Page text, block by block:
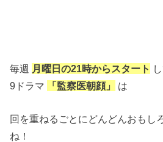
毎週 月曜日の21 時からスタート
9ドラマ
「監察医朝顔」 は
回を重ねるごとにどんどんおもし
ね！